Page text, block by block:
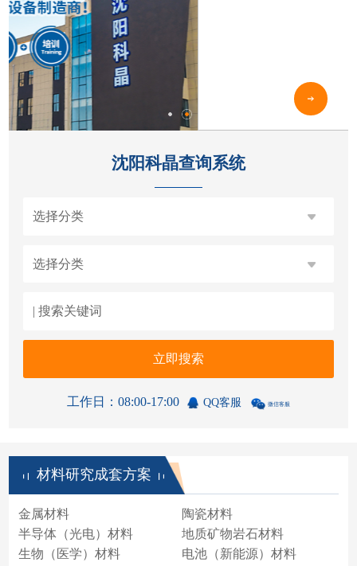
沈阳科晶查询系统
立即搜索
工作日：08:00-17:00 QQ客服 微信客服
材料研究成套方案
金属材料
陶瓷材料
半导体（光电）材料
地质矿物岩石材料
生物（医学）材料
电池（新能源）材料